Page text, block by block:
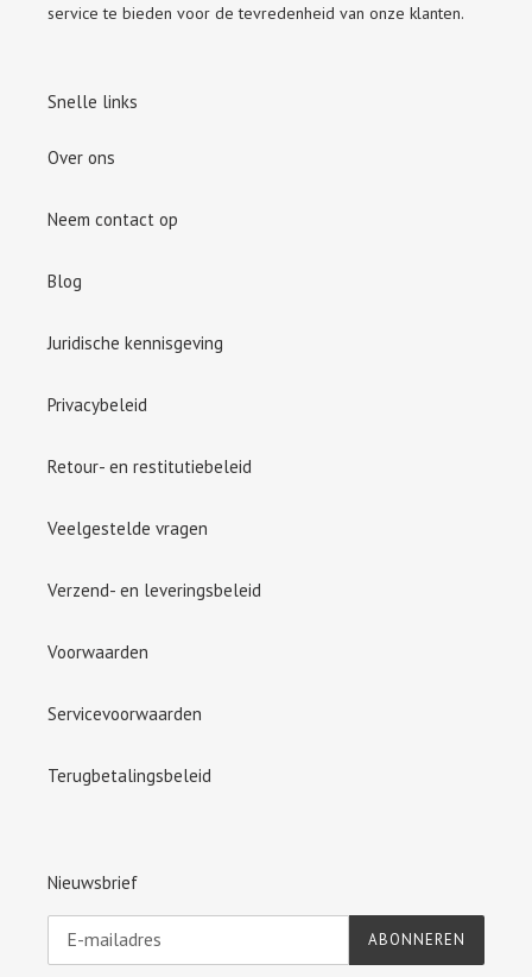
service te bieden voor de tevredenheid van onze klanten.
Snelle links
Over ons
Neem contact op
Blog
Juridische kennisgeving
Privacybeleid
Retour- en restitutiebeleid
Veelgestelde vragen
Verzend- en leveringsbeleid
Voorwaarden
Servicevoorwaarden
Terugbetalingsbeleid
Nieuwsbrief
ABONNEREN